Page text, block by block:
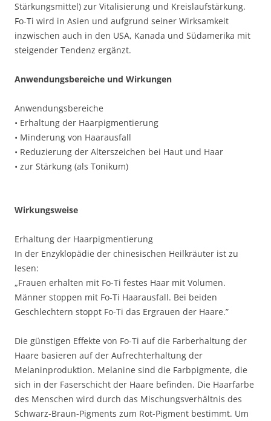
Stärkungsmittel) zur Vitalisierung und Kreislaufstärkung.
Fo-Ti wird in Asien und aufgrund seiner Wirksamkeit
inzwischen auch in den USA, Kanada und Südamerika mit
steigender Tendenz ergänzt.
Anwendungsbereiche und Wirkungen
Anwendungsbereiche
• Erhaltung der Haarpigmentierung
• Minderung von Haarausfall
• Reduzierung der Alterszeichen bei Haut und Haar
• zur Stärkung (als Tonikum)
Wirkungsweise
Erhaltung der Haarpigmentierung
In der Enzyklopädie der chinesischen Heilkräuter ist zu
lesen:
„Frauen erhalten mit Fo-Ti festes Haar mit Volumen.
Männer stoppen mit Fo-Ti Haarausfall. Bei beiden
Geschlechtern stoppt Fo-Ti das Ergrauen der Haare.”
Die günstigen Effekte von Fo-Ti auf die Farberhaltung der
Haare basieren auf der Aufrechterhaltung der
Melaninproduktion. Melanine sind die Farbpigmente, die
sich in der Faserschicht der Haare befinden. Die Haarfarbe
des Menschen wird durch das Mischungsverhältnis des
Schwarz-Braun-Pigments zum Rot-Pigment bestimmt. Um